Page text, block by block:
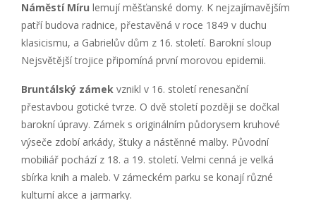
Náměstí Míru lemují měšťanské domy. K nejzajímavějším
patří budova radnice, přestavěná v roce 1849 v duchu
klasicismu, a Gabrielův dům z 16. století. Barokní sloup
Nejsvětější trojice připomíná první morovou epidemii.
Bruntálský zámek vznikl v 16. století renesanční
přestavbou gotické tvrze. O dvě století později se dočkal
barokní úpravy. Zámek s originálním půdorysem kruhové
výseče zdobí arkády, štuky a nástěnné malby. Původní
mobiliář pochází z 18. a 19. století. Velmi cenná je velká
sbírka knih a maleb. V zámeckém parku se konají různé
kulturní akce a jarmarky.